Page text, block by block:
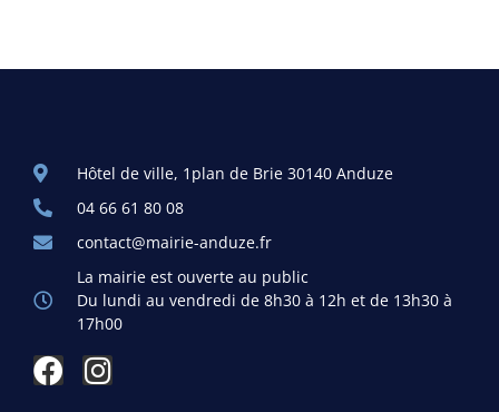
Hôtel de ville, 1plan de Brie 30140 Anduze
04 66 61 80 08
contact@mairie-anduze.fr
La mairie est ouverte au public
Du lundi au vendredi de 8h30 à 12h et de 13h30 à
17h00